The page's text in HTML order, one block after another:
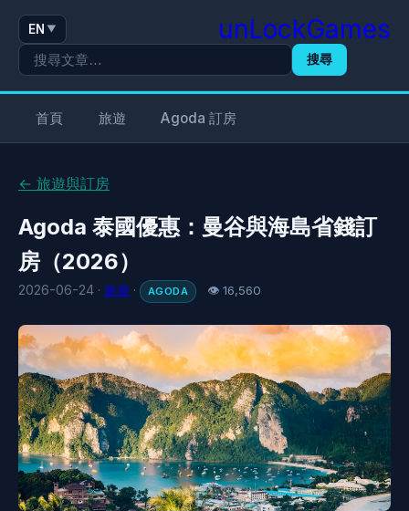
EN ▼ unLockGames
搜尋
首頁 旅遊 Agoda 訂房
← 旅遊與訂房
Agoda 泰國優惠：曼谷與海島省錢訂
房（2026）
2026-06-24 · 旅遊 · AGODA 👁 16,560